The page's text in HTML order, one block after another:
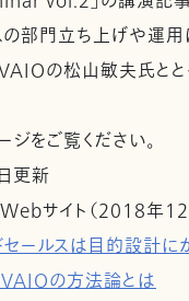
の部門立ち上げや運用
の松山敏夫氏とと
をご覧ください。
更新
サイト（2018年12
セールスは目的設計
VAIOの方法論とは